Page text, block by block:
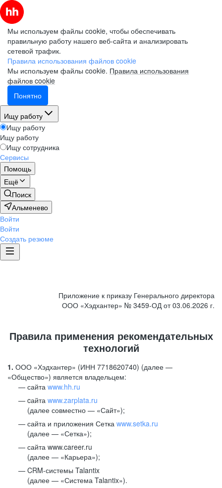
Мы используем файлы cookie, чтобы обеспечивать
правильную работу нашего веб-сайта и анализировать
сетевой трафик.
Правила использования файлов cookie
Мы используем файлы cookie. Правила использования
файлов cookie
Понятно
Ищу работу
Ищу работу
Ищу работу
Ищу сотрудника
Сервисы
Помощь
Ещё
Поиск
Альменево
Войти
Войти
Создать резюме
Приложение к приказу Генерального директора
ООО «Хэдхантер» № 3459-ОД от 03.06.2026 г.
Правила применения рекомендательных
технологий
1. ООО «Хэдхантер» (ИНН 7718620740) (далее —
«Общество») является владельцем:
сайта www.hh.ru
cайта www.zarplata.ru
(далее совместно — «Сайт»);
сайта и приложения Сетка www.setka.ru
(далее — «Сетка»);
сайта www.career.ru
(далее — «Карьера»);
CRM-системы Talantix
(далее — «Система Talantix»).